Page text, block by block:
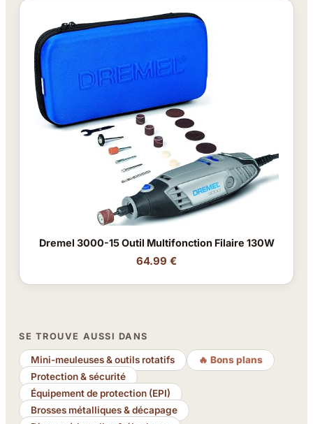
Dremel 3000-15 Outil Multifonction Filaire 130W
64.99 €
SE TROUVE AUSSI DANS
Mini-meuleuses & outils rotatifs
🔥 Bons plans
Protection & sécurité
Équipement de protection (EPI)
Brosses métalliques & décapage